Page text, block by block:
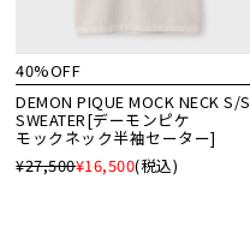
40%OFF
DEMON PIQUE MOCK NECK S/S
SWEATER[デーモンピケ
モックネック半袖セーター]
¥27,500¥16,500(税込)